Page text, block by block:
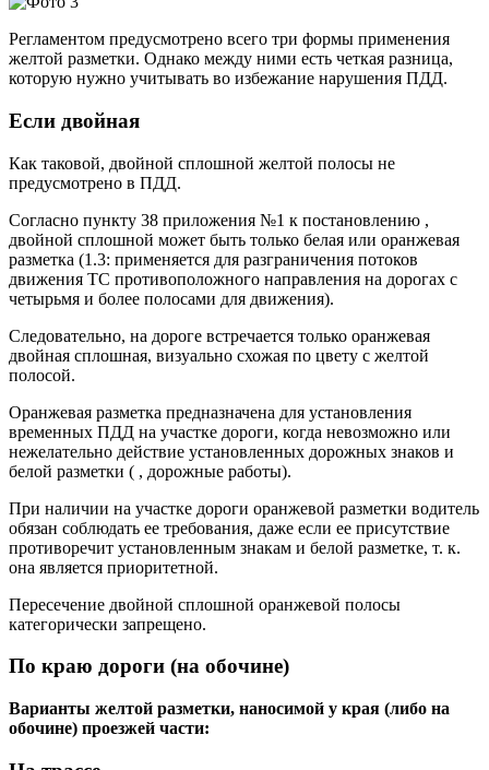
Регламентом предусмотрено всего три формы применения
желтой разметки. Однако между ними есть четкая разница,
которую нужно учитывать во избежание нарушения ПДД.
Если двойная
Как таковой, двойной сплошной желтой полосы не
предусмотрено в ПДД.
Согласно пункту 38 приложения №1 к постановлению ,
двойной сплошной может быть только белая или оранжевая
разметка (1.3: применяется для разграничения потоков
движения ТС противоположного направления на дорогах с
четырьмя и более полосами для движения).
Следовательно, на дороге встречается только оранжевая
двойная сплошная, визуально схожая по цвету с желтой
полосой.
Оранжевая разметка предназначена для установления
временных ПДД на участке дороги, когда невозможно или
нежелательно действие установленных дорожных знаков и
белой разметки ( , дорожные работы).
При наличии на участке дороги оранжевой разметки водитель
обязан соблюдать ее требования, даже если ее присутствие
противоречит установленным знакам и белой разметке, т. к.
она является приоритетной.
Пересечение двойной сплошной оранжевой полосы
категорически запрещено.
По краю дороги (на обочине)
Варианты желтой разметки, наносимой у края (либо на
обочине) проезжей части: